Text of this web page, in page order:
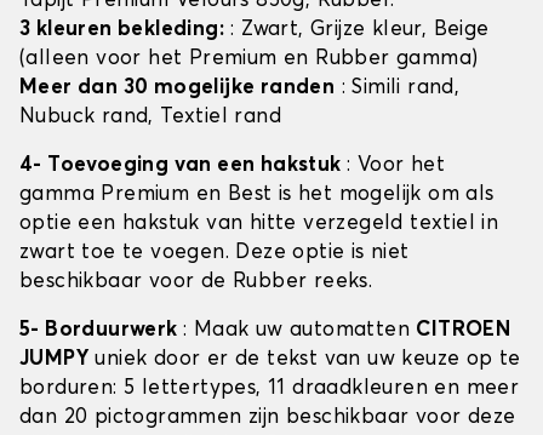
3 kleuren bekleding: : Zwart, Grijze kleur, Beige
(alleen voor het Premium en Rubber gamma)
Meer dan 30 mogelijke randen : Simili rand,
Nubuck rand, Textiel rand
4- Toevoeging van een hakstuk : Voor het
gamma Premium en Best is het mogelijk om als
optie een hakstuk van hitte verzegeld textiel in
zwart toe te voegen. Deze optie is niet
beschikbaar voor de Rubber reeks.
5- Borduurwerk : Maak uw automatten CITROEN
JUMPY uniek door er de tekst van uw keuze op te
borduren: 5 lettertypes, 11 draadkleuren en meer
dan 20 pictogrammen zijn beschikbaar voor deze